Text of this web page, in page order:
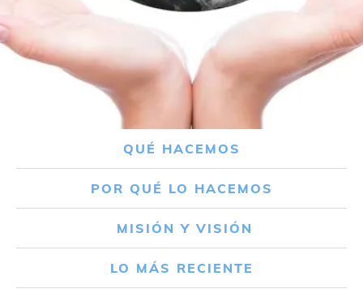
QUÉ HACEMOS
POR QUÉ LO HACEMOS
MISIÓN Y VISIÓN
LO MÁS RECIENTE